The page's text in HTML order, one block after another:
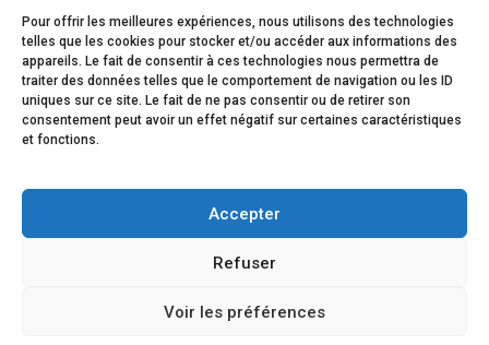
Pour offrir les meilleures expériences, nous utilisons des technologies
telles que les cookies pour stocker et/ou accéder aux informations des
appareils. Le fait de consentir à ces technologies nous permettra de
traiter des données telles que le comportement de navigation ou les ID
uniques sur ce site. Le fait de ne pas consentir ou de retirer son
consentement peut avoir un effet négatif sur certaines caractéristiques
et fonctions.
Accepter
Refuser
Voir les préférences
Droit à l’image
Plan du site
AMI & MIS
Engagements
éthiques
Concertation du public